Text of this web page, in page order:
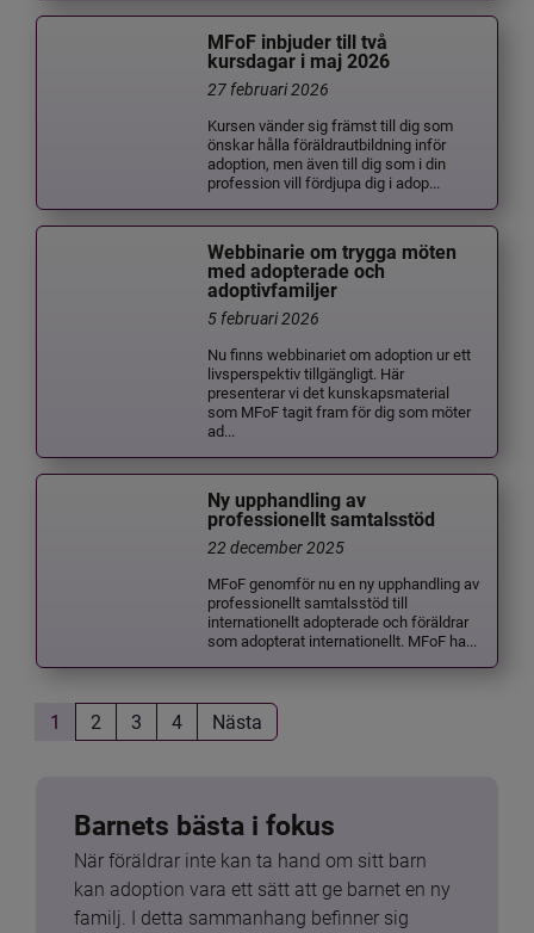
MFoF inbjuder till två
kursdagar i maj 2026
27 februari 2026
Kursen vänder sig främst till dig som
önskar hålla föräldrautbildning inför
adoption, men även till dig som i din
profession vill fördjupa dig i adop...
Webbinarie om trygga möten
med adopterade och
adoptivfamiljer
5 februari 2026
Nu finns webbinariet om adoption ur ett
livsperspektiv tillgängligt. Här
presenterar vi det kunskapsmaterial
som MFoF tagit fram för dig som möter
ad...
Ny upphandling av
professionellt samtalsstöd
22 december 2025
MFoF genomför nu en ny upphandling av
professionellt samtalsstöd till
internationellt adopterade och föräldrar
som adopterat internationellt. MFoF ha...
1 2 3 4 Nästa
Barnets bästa i fokus
När föräldrar inte kan ta hand om sitt barn
kan adoption vara ett sätt att ge barnet en ny
familj. I detta sammanhang befinner sig